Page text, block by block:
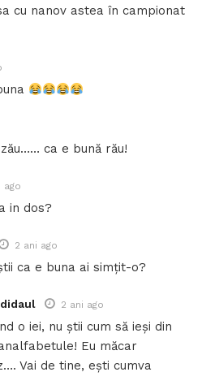
cu nanov astea în campionat
ca e bună rău!
ago
in dos?
2 ani ago
ca e buna ai simțit-o?
2 ani ago
o iei, nu știi cum să ieși din
Eu măcar
Vai de tine, ești cumva